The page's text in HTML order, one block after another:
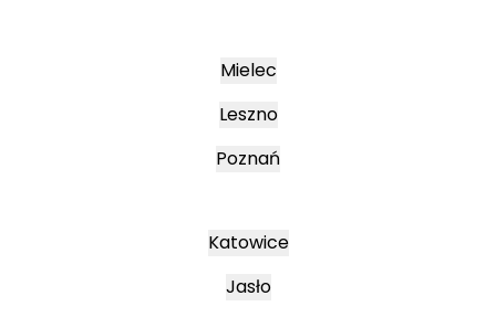
Mielec
Leszno
Poznań
Katowice
Jasło